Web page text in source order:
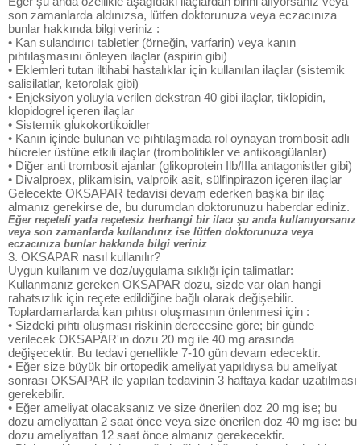
son zamanlarda aldınızsa, lütfen doktorunuza veya eczacınıza
bunlar hakkında bilgi veriniz :
• Kan sulandırıcı tabletler (örneğin, varfarin) veya kanın
pıhtılaşmasını önleyen ilaçlar (aspirin gibi)
• Eklemleri tutan iltihabi hastalıklar için kullanılan ilaçlar (sistemik
salisilatlar, ketorolak gibi)
• Enjeksiyon yoluyla verilen dekstran 40 gibi ilaçlar, tiklopidin,
klopidogrel içeren ilaçlar
• Sistemik glukokortikoidler
• Kanın içinde bulunan ve pıhtılaşmada rol oynayan trombosit adlı
hücreler üstüne etkili ilaçlar (trombolitikler ve antikoagülanlar)
• Diğer anti trombosit ajanlar (glikoprotein Ilb/IIIa antagonistler gibi)
• Divalproex, plikamisin, valproik asit, sülfinpirazon içeren ilaçlar
Gelecekte OKSAPAR tedavisi devam ederken başka bir ilaç
almanız gerekirse de, bu durumdan doktorunuzu haberdar ediniz.
Eğer reçeteli yada reçetesiz herhangi bir ilacı şu anda kullanıyorsanız
veya son zamanlarda kullandınız ise lütfen doktorunuza veya
eczacınıza bunlar hakkında bilgi veriniz
3. OKSAPAR nasıl kullanılır?
Uygun kullanım ve doz/uygulama sıklığı için talimatlar:
Kullanmanız gereken OKSAPAR dozu, sizde var olan hangi
rahatsızlık için reçete edildiğine bağlı olarak değişebilir.
Toplardamarlarda kan pıhtısı oluşmasının önlenmesi için :
• Sizdeki pıhtı oluşması riskinin derecesine göre; bir günde
verilecek OKSAPAR'ın dozu 20 mg ile 40 mg arasında
değişecektir. Bu tedavi genellikle 7-10 gün devam edecektir.
• Eğer size büyük bir ortopedik ameliyat yapıldıysa bu ameliyat
sonrası OKSAPAR ile yapılan tedavinin 3 haftaya kadar uzatılması
gerekebilir.
• Eğer ameliyat olacaksanız ve size önerilen doz 20 mg ise; bu
dozu ameliyattan 2 saat önce veya size önerilen doz 40 mg ise: bu
dozu ameliyattan 12 saat önce almanız gerekecektir.